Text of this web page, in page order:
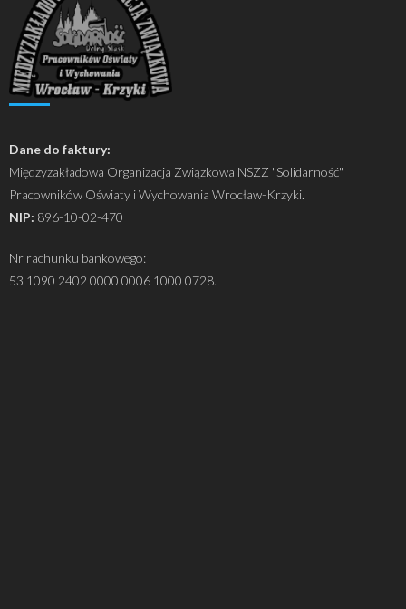
Dane do faktury:
Międzyzakładowa Organizacja Związkowa NSZZ "Solidarność"
Pracowników Oświaty i Wychowania Wrocław-Krzyki.
NIP: 896-10-02-470
Nr rachunku bankowego:
53 1090 2402 0000 0006 1000 0728.